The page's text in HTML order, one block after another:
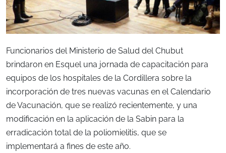
Funcionarios del Ministerio de Salud del Chubut
brindaron en Esquel una jornada de capacitación para
equipos de los hospitales de la Cordillera sobre la
incorporación de tres nuevas vacunas en el Calendario
de Vacunación, que se realizó recientemente, y una
modificación en la aplicación de la Sabin para la
erradicación total de la poliomielitis, que se
implementará a fines de este año.